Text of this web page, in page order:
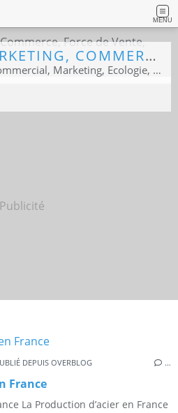
MENU
ECONOMIE, MARKETING, COMMERCE, FORCE DE VENTE, ECOLOGIE
Magazine d’Economie, Commercial, Marketing, Ecologie, Sport business
Publicité
DEPUIS OVERBLOG …
France
La Production d’acier en France